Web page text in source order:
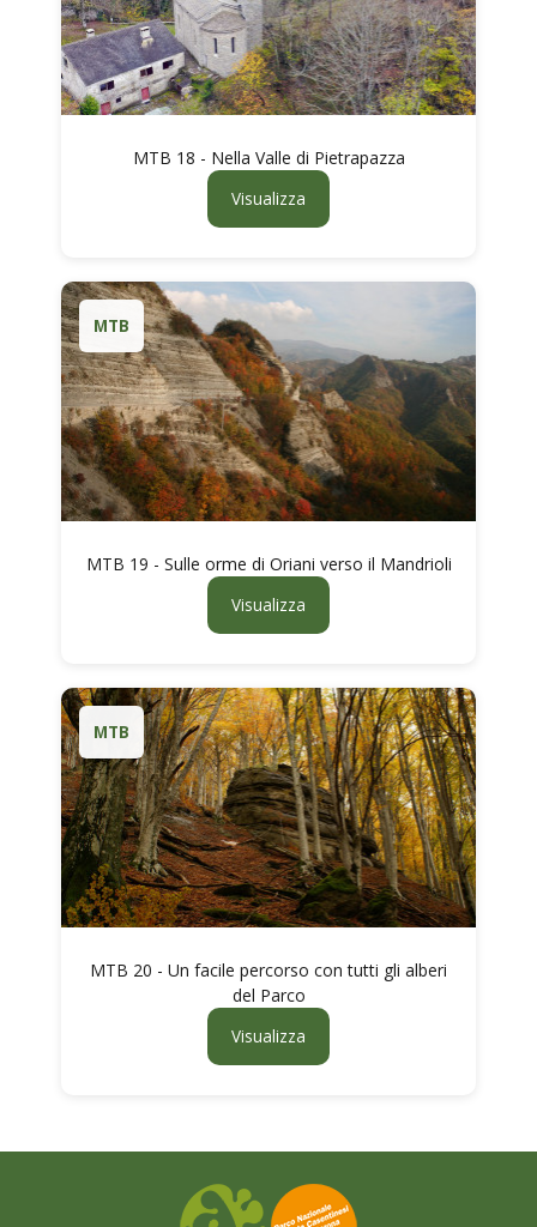
MTB 18 - Nella Valle di Pietrapazza
Visualizza
MTB
MTB 19 - Sulle orme di Oriani verso il Mandrioli
Visualizza
MTB
MTB 20 - Un facile percorso con tutti gli alberi
del Parco
Visualizza